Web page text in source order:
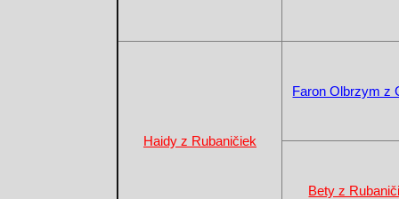
Haidy z Rubaničiek
Faron Olbrzym z
Bety z